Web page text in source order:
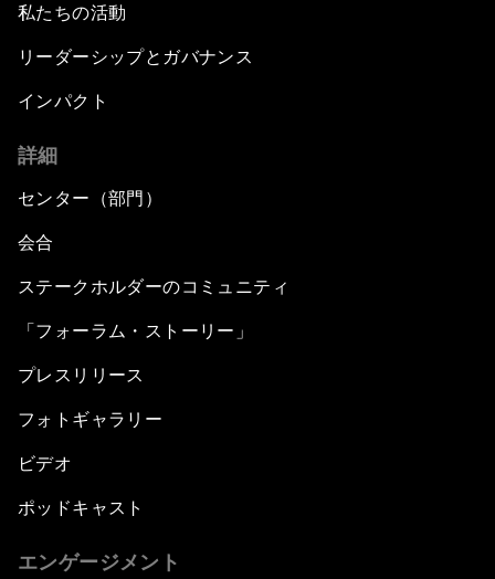
私たちの活動
リーダーシップとガバナンス
インパクト
詳細
センター（部門）
会合
ステークホルダーのコミュニティ
「フォーラム・ストーリー」
プレスリリース
フォトギャラリー
ビデオ
ポッドキャスト
エンゲージメント